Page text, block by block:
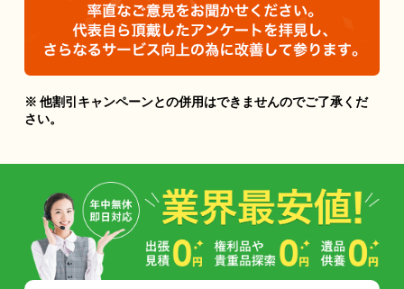
※ 他割引キャンペーンとの併用はできませんのでご了承くだ
さい。